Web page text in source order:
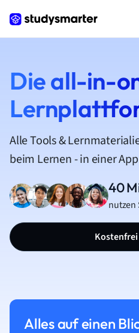
Die all-in-
Alle Tools &
beim Lernen - in einer
40
nutzen
Alles auf einen